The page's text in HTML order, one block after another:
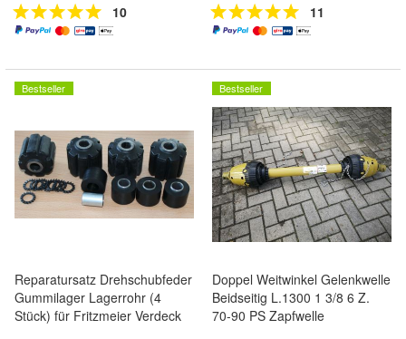
10 11
Bestseller
Reparatursatz Drehschubfeder
Gummilager Lagerrohr (4
Stück) für Fritzmeier Verdeck
Bestseller
Doppel Weitwinkel Gelenkwelle
Beidseitig L.1300 1 3/8 6 Z.
70-90 PS Zapfwelle